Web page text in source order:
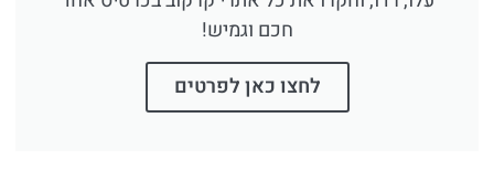
חכם וגמיש!
לחצו כאן לפרטים